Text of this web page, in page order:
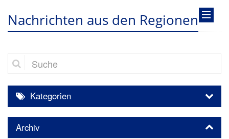
Nachrichten aus den Regionen
Suche
Kategorien
Archiv